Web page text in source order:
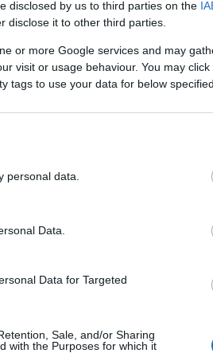
disclosed by us to third parties on the
disclose it to other third parties.
or more Google services and may
visit or usage behaviour. You may
tags to use your data for below
personal data.
Data.
Data for Targeted
Sale, and/or Sharing
with the Purposes for which it
(